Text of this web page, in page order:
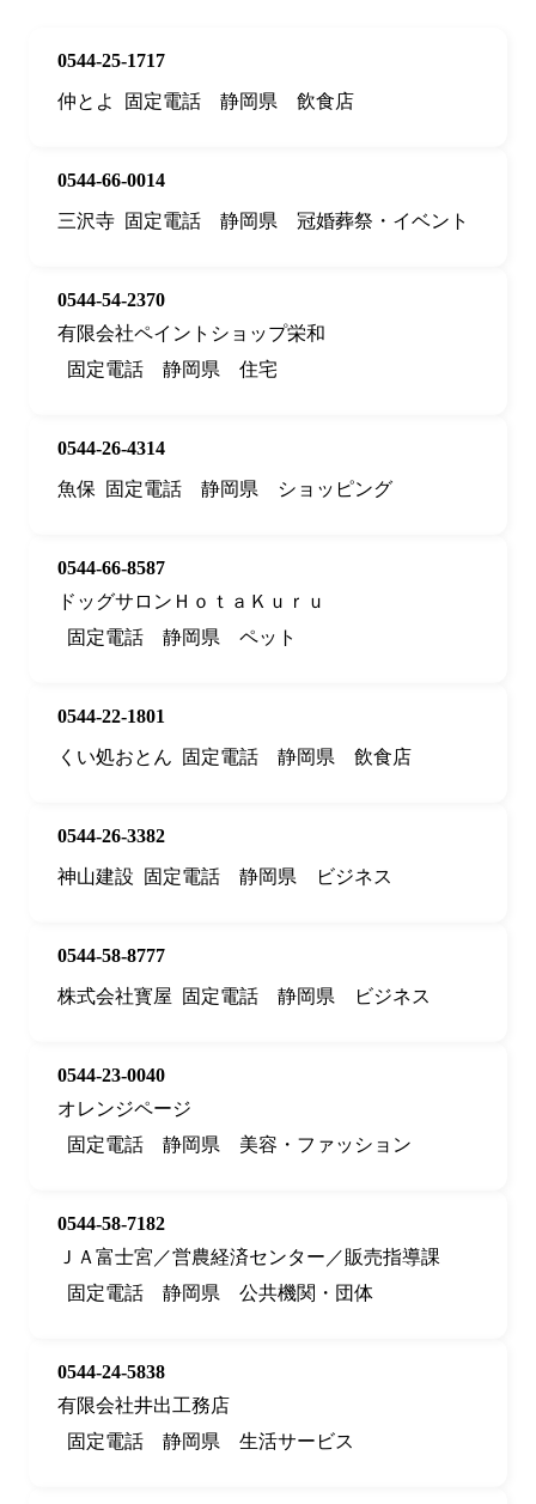
0544-25-1717
仲とよ
固定電話 静岡県 飲食店
0544-66-0014
三沢寺 固定電話 静岡県 冠婚葬祭・イベント
0544-54-2370
有限会社ペイントショップ栄和
固定電話
静岡県 住宅
0544-26-4314
魚保
固定電話 静岡県 ショッピング
0544-66-8587
ドッグサロンＨｏｔａＫｕｒｕ
固定電話
静岡県 ペット
0544-22-1801
くい処おとん
固定電話 静岡県 飲食店
0544-26-3382
神山建設
固定電話 静岡県 ビジネス
0544-58-8777
株式会社寳屋
固定電話 静岡県 ビジネス
0544-23-0040
オレンジページ
固定電話
静岡県 美容・ファッション
0544-58-7182
ＪＡ富士宮／営農経済センター／販売指導課
固定電話
静岡県 公共機関・団体
0544-24-5838
有限会社井出工務店
固定電話
静岡県 生活サービス